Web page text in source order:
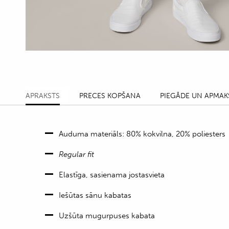
APRAKSTS PRECES KOPŠANA PIEGĀDE UN
Auduma materiāls: 80% kokvilna, 20% poliesters
Regular fit
Elastīga, sasienama jostasvieta
Iešūtas sānu kabatas
Uzšūta mugurpuses kabata